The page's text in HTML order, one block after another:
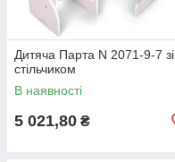
Дитяча Парта N 2071-9-7 зі
стільчиком
В наявності
5 021,80 ₴